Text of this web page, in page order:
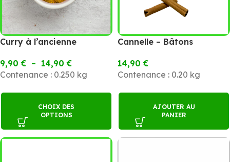
Curry à l’ancienne
9,90€ – 14,90€
Contenance : 0.250 kg
CHOIX DES
OPTIONS
Cannelle – Bâtons
14,90€
Contenance : 0.20 kg
AJOUTER AU
PANIER